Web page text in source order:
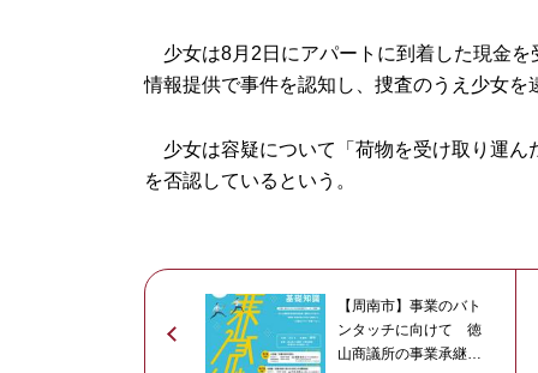
少女は8月2日にアパートに到着した現金を
情報提供で事件を認知し、捜査のうえ少女を
少女は容疑について「荷物を受け取り運ん
を否認しているという。
【周南市】事業のバト
ンタッチに向けて 徳
山商議所の事業承継セ